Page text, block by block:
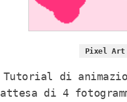
Pixel Art
Tutorial di
attesa di 4